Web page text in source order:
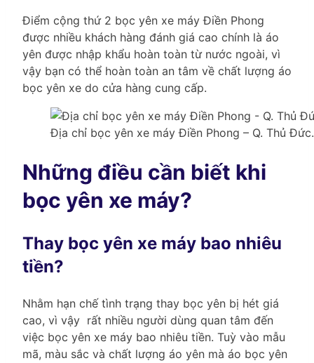
Điểm cộng thứ 2 bọc yên xe máy Điền Phong
được nhiều khách hàng đánh giá cao chính là áo
yên được nhập khẩu hoàn toàn từ nước ngoài, vì
vậy bạn có thể hoàn toàn an tâm về chất lượng áo
bọc yên xe do cửa hàng cung cấp.
Địa chỉ bọc yên xe máy Điền Phong – Q. Thủ Đức.
Những điều cần biết khi
bọc yên xe máy?
Thay bọc yên xe máy bao nhiêu
tiền?
Nhằm hạn chế tình trạng thay bọc yên bị hét giá
cao, vì vậy rất nhiều người dùng quan tâm đến
việc bọc yên xe máy bao nhiêu tiền. Tuỳ vào mẫu
mã, màu sắc và chất lượng áo yên mà áo bọc yên